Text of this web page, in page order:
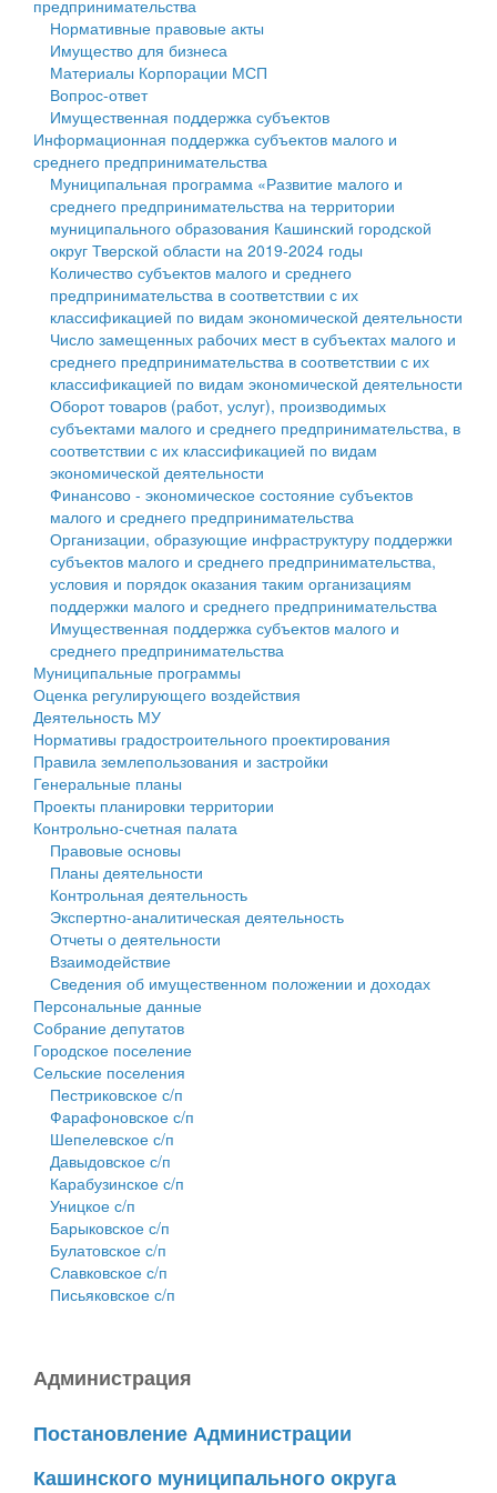
Государственные услуги
Промышленность и АПК
Экономика и бизнес
...
Символика
Устав
Гостям округа
Туризм
Культура
Образование
Здравоохранение
Социальная защита
Фотоальбом
муниципального округа Тверской области
Администрация Кашинского муниципального округа
Тверской области
Управление сельскими территориями
Открытые данные
Работа с обращениями граждан
Муниципальный контроль
Муниципальные услуги
Проекты административных регламентов
Антимонопольный комплаенс
Противодействие коррупции
Финансовое управление
Бюджет для граждан
Имущество
Выявление правообладателей ранее учтенных
объектов недвижимости
Имущественная поддержка субъектов малого и
среднего предпринимательства
Информационная поддержка субъектов малого и
среднего предпринимательства
Муниципальные программы
Контрольно-счетная палата
Персональные данные
Оценка регулирующего воздействия
Деятельность МУ
Нормативы градостроительного проектирования
Правила землепользования и застройки
Генеральные планы
Проекты планировки территории
Собрание депутатов
Городское поселение
Сельские поселения
предпринимательства
Нормативные правовые акты
Имущество для бизнеса
Материалы Корпорации МСП
Вопрос-ответ
Имущественная поддержка субъектов
Информационная поддержка субъектов малого и
среднего предпринимательства
Муниципальная программа «Развитие малого и
среднего предпринимательства на территории
муниципального образования Кашинский городской
округ Тверской области на 2019-2024 годы
Количество субъектов малого и среднего
предпринимательства в соответствии с их
классификацией по видам экономической деятельности
Число замещенных рабочих мест в субъектах малого и
среднего предпринимательства в соответствии с их
классификацией по видам экономической деятельности
Оборот товаров (работ, услуг), производимых
субъектами малого и среднего предпринимательства, в
соответствии с их классификацией по видам
экономической деятельности
Финансово - экономическое состояние субъектов
малого и среднего предпринимательства
Организации, образующие инфраструктуру поддержки
субъектов малого и среднего предпринимательства,
условия и порядок оказания таким организациям
поддержки малого и среднего предпринимательства
Имущественная поддержка субъектов малого и
среднего предпринимательства
Муниципальные программы
Оценка регулирующего воздействия
Деятельность МУ
Нормативы градостроительного проектирования
Правила землепользования и застройки
Генеральные планы
Проекты планировки территории
Контрольно-счетная палата
Правовые основы
Планы деятельности
Контрольная деятельность
Экспертно-аналитическая деятельность
Отчеты о деятельности
Взаимодействие
Сведения об имущественном положении и доходах
Персональные данные
Собрание депутатов
Городское поселение
Сельские поселения
Пестриковское с/п
Фарафоновское с/п
Шепелевское с/п
Давыдовское с/п
Карабузинское с/п
Уницкое с/п
Барыковское с/п
Булатовское с/п
Славковское с/п
Письяковское с/п
Администрация
Постановление Администрации
Кашинского муниципального округа